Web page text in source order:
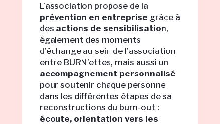
L’association propose de la
prévention en entreprise grâce à
des actions de sensibilisation,
également des moments
d’échange au sein de l’association
entre BURN’ettes, mais aussi un
accompagnement personnalisé
pour soutenir chaque personne
dans les différentes étapes de sa
reconstructions du burn-out :
écoute, orientation vers les